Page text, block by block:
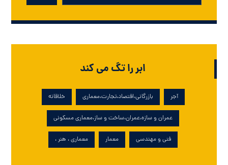
ابر را تگ می کند
آجر بازرگانی،اقتصاد،تجارت،معماری خلاقانه
عمران و سازه،عمران،ساخت و ساز،معماری مسکونی
فنی و مهندسی معمار معماری ، هنر ،